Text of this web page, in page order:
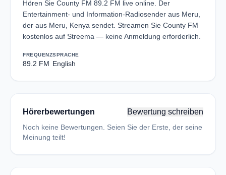
Hören Sie County FM 89.2 FM live online. Der
Entertainment- und Information-Radiosender aus Meru,
der aus Meru, Kenya sendet. Streamen Sie County FM
kostenlos auf Streema — keine Anmeldung erforderlich.
FREQUENZ
89.2 FM
SPRACHE
English
Hörerbewertungen Bewertung schreiben
Noch keine Bewertungen. Seien Sie der Erste, der seine
Meinung teilt!